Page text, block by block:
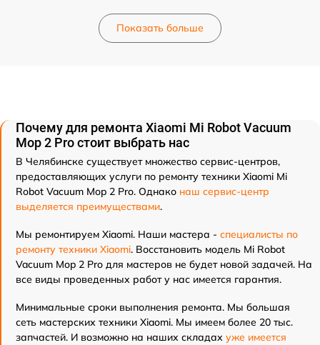
Показать больше
Почему для ремонта Xiaomi Mi Robot Vacuum
Mop 2 Pro стоит выбрать нас
В Челябинске существует множество сервис-центров,
предоставляющих услуги по ремонту техники Xiaomi Mi
Robot Vacuum Mop 2 Pro. Однако наш сервис-центр
выделяется преимуществами.
Мы ремонтируем Xiaomi. Наши мастера - специалисты по
ремонту техники Xiaomi. Восстановить модель Mi Robot
Vacuum Mop 2 Pro для мастеров не будет новой задачей. На
все виды проведенных работ у нас имеется гарантия.
Минимальные сроки выполнения ремонта. Мы большая
сеть мастерских техники Xiaomi. Мы имеем более 20 тыс.
запчастей. И возможно на наших складах уже имеется